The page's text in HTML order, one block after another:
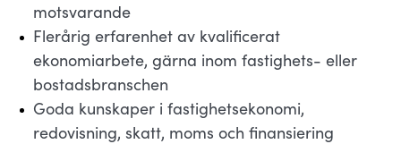
motsvarande
Flerårig erfarenhet av kvalificerat
ekonomiarbete, gärna inom fastighets- eller
bostadsbranschen
Goda kunskaper i fastighetsekonomi,
redovisning, skatt, moms och finansiering